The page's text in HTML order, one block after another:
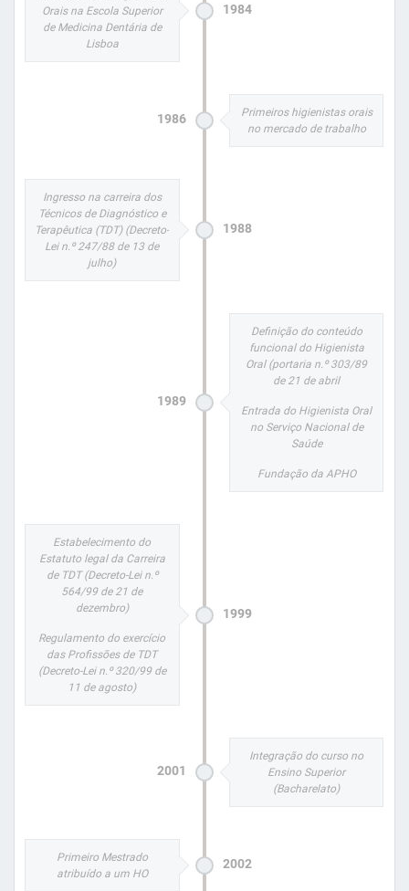
1984
Orais na Escola Superior
de Medicina Dentária de
Lisboa
1986
Primeiros higienistas orais
no mercado de trabalho
1988
Ingresso na carreira dos
Técnicos de Diagnóstico e
Terapêutica (TDT) (Decreto-
Lei n.º 247/88 de 13 de
julho)
1989
Definição do conteúdo
funcional do Higienista
Oral (portaria n.º 303/89
de 21 de abril
Entrada do Higienista Oral
no Serviço Nacional de
Saúde
Fundação da APHO
1999
Estabelecimento do
Estatuto legal da Carreira
de TDT (Decreto-Lei n.º
564/99 de 21 de
dezembro)
Regulamento do exercício
das Profissões de TDT
(Decreto-Lei n.º 320/99 de
11 de agosto)
2001
Integração do curso no
Ensino Superior
(Bacharelato)
2002
Primeiro Mestrado
atribuído a um HO